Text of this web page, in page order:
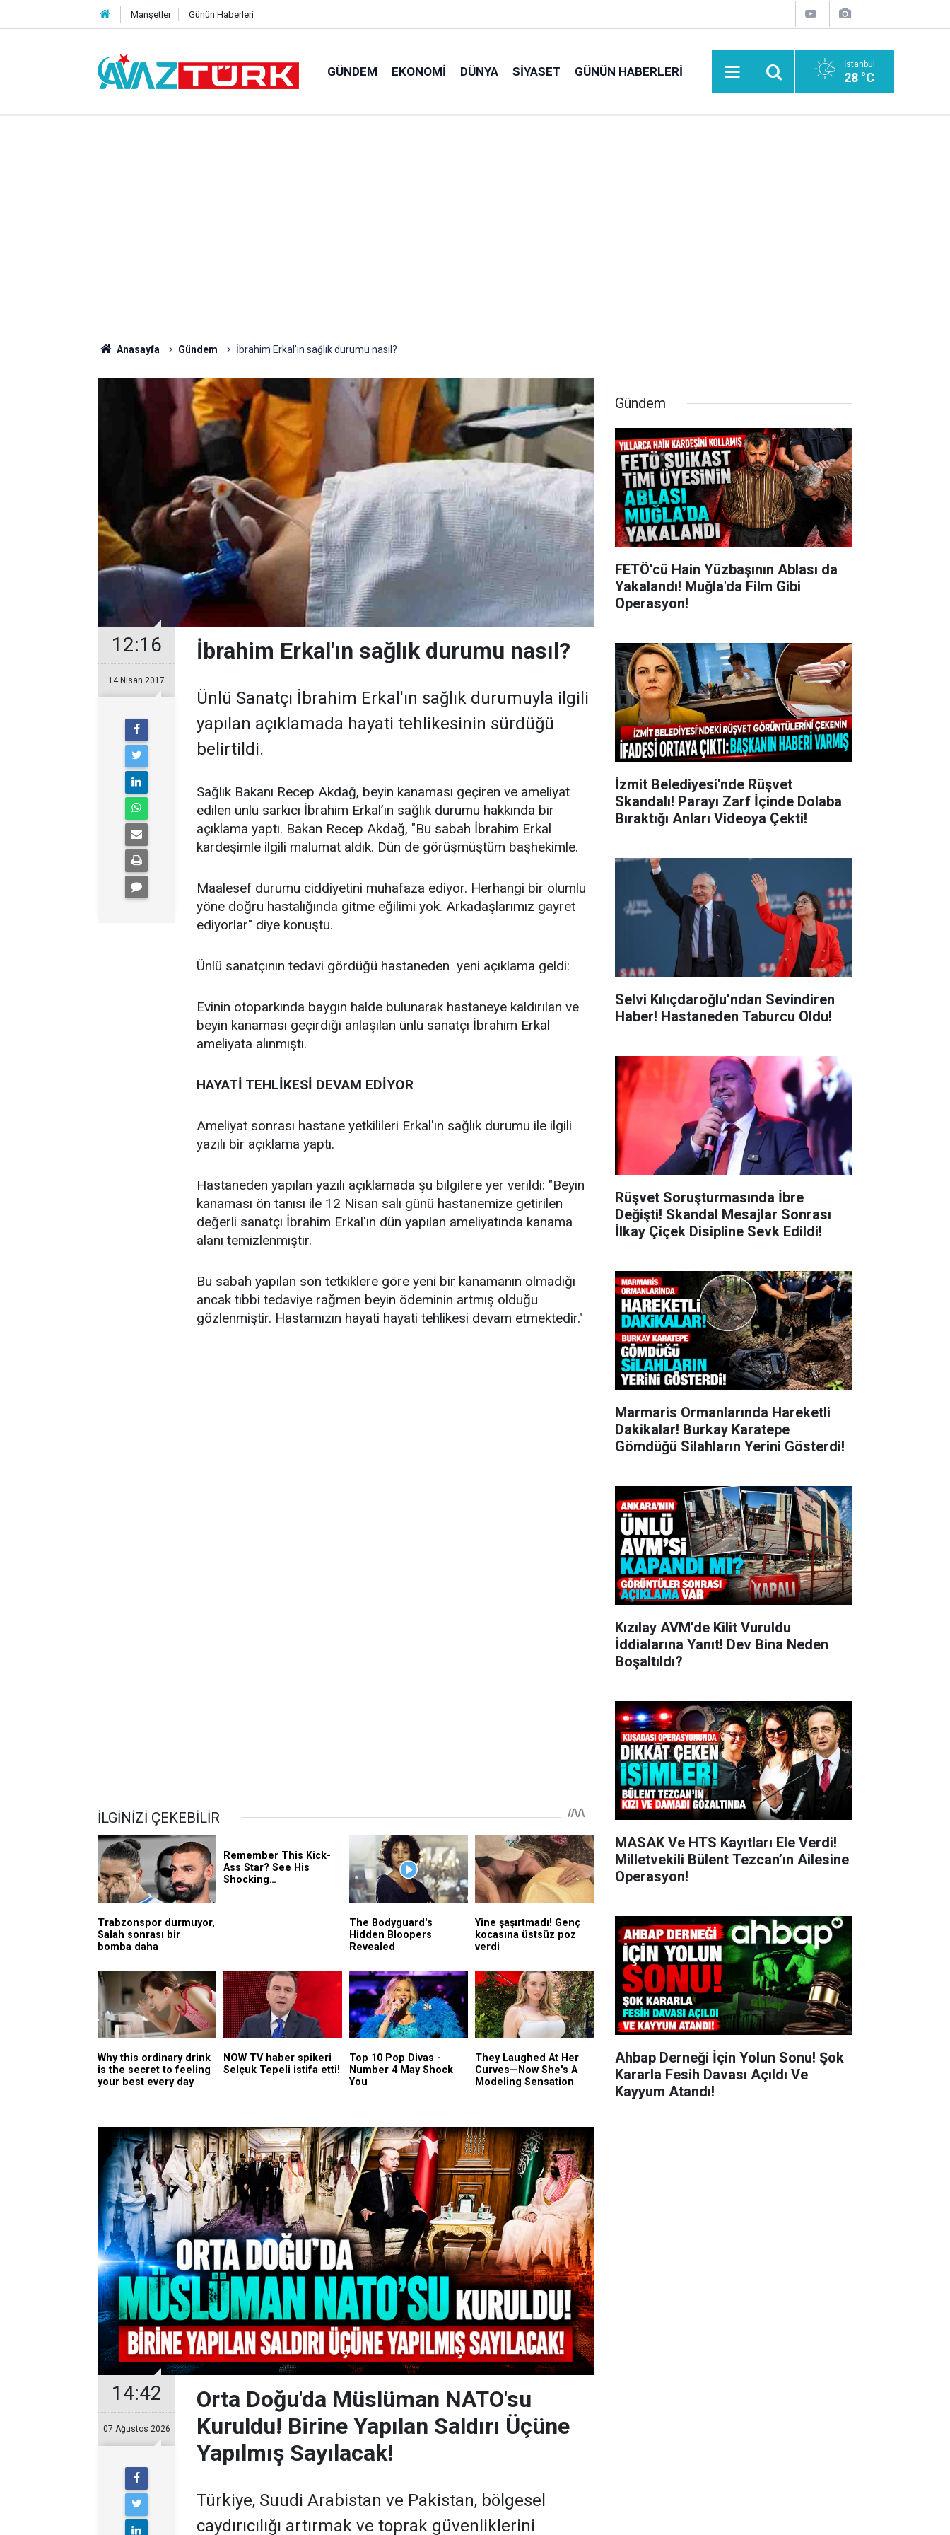
Manşetler Günün Haberleri
GÜNDEM EKONOMI DÜNYA SIYASET GÜNÜN HABERLERI İstanbul
28 °C
Anasayfa Gündem İbrahim Erkal'ın sağlık durumu nasıl?
12:16
14 Nisan 2017
İbrahim Erkal'ın sağlık durumu nasıl?
Ünlü Sanatçı İbrahim Erkal'ın sağlık durumuyla ilgili
yapılan açıklamada hayati tehlikesinin sürdüğü
belirtildi.
Sağlık Bakanı Recep Akdağ, beyin kanaması geçiren ve ameliyat
edilen ünlü sarkıcı İbrahim Erkal’ın sağlık durumu hakkında bir
açıklama yaptı. Bakan Recep Akdağ, "Bu sabah İbrahim Erkal
kardeşimle ilgili malumat aldık. Dün de görüşmüştüm başhekimle.
Maalesef durumu ciddiyetini muhafaza ediyor. Herhangi bir olumlu
yöne doğru hastalığında gitme eğilimi yok. Arkadaşlarımız gayret
ediyorlar" diye konuştu.
Ünlü sanatçının tedavi gördüğü hastaneden yeni açıklama geldi:
Evinin otoparkında baygın halde bulunarak hastaneye kaldırılan ve
beyin kanaması geçirdiği anlaşılan ünlü sanatçı İbrahim Erkal
ameliyata alınmıştı.
HAYATİ TEHLİKESİ DEVAM EDİYOR
Ameliyat sonrası hastane yetkilileri Erkal'ın sağlık durumu ile ilgili
yazılı bir açıklama yaptı.
Hastaneden yapılan yazılı açıklamada şu bilgilere yer verildi: "Beyin
kanaması ön tanısı ile 12 Nisan salı günü hastanemize getirilen
değerli sanatçı İbrahim Erkal'ın dün yapılan ameliyatında kanama
alanı temizlenmiştir.
Bu sabah yapılan son tetkiklere göre yeni bir kanamanın olmadığı
ancak tıbbi tedaviye rağmen beyin ödeminin artmış olduğu
gözlenmiştir. Hastamızın hayati hayati tehlikesi devam etmektedir."
14:42
07 Ağustos 2026
Orta Doğu'da Müslüman NATO'su
Kuruldu! Birine Yapılan Saldırı Üçüne
Yapılmış Sayılacak!
Türkiye, Suudi Arabistan ve Pakistan, bölgesel
caydırıcılığı artırmak ve toprak güvenliklerini
Gündem
FETÖ’cü Hain Yüzbaşının Ablası da
Yakalandı! Muğla'da Film Gibi
Operasyon!
İzmit Belediyesi'nde Rüşvet
Skandalı! Parayı Zarf İçinde Dolaba
Bıraktığı Anları Videoya Çekti!
Selvi Kılıçdaroğlu’ndan Sevindiren
Haber! Hastaneden Taburcu Oldu!
Rüşvet Soruşturmasında İbre
Değişti! Skandal Mesajlar Sonrası
İlkay Çiçek Disipline Sevk Edildi!
Marmaris Ormanlarında Hareketli
Dakikalar! Burkay Karatepe
Gömdüğü Silahların Yerini Gösterdi!
Kızılay AVM’de Kilit Vuruldu
İddialarına Yanıt! Dev Bina Neden
Boşaltıldı?
MASAK Ve HTS Kayıtları Ele Verdi!
Milletvekili Bülent Tezcan’ın Ailesine
Operasyon!
Ahbap Derneği İçin Yolun Sonu! Şok
Kararla Fesih Davası Açıldı Ve
Kayyum Atandı!